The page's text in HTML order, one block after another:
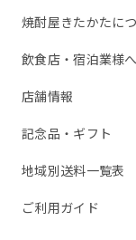
焼酎屋きたかたに
飲食店・宿泊業様
店舗情報
記念品・ギフト
地域別送料一覧表
ご利用ガイド